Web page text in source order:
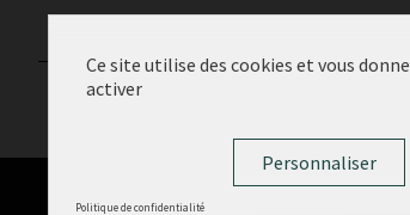
Ce site utilise des cookies et vous
activer
Personnaliser
Politique de confidentialité